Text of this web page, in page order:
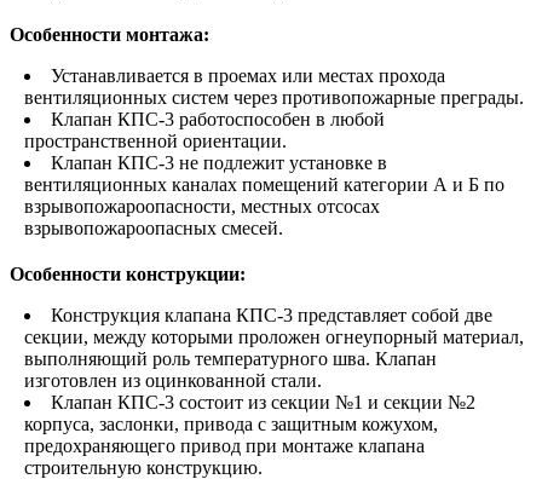
Особенности монтажа:
Устанавливается в проемах или местах прохода
вентиляционных систем через противопожарные преграды.
Клапан КПС-3 работоспособен в любой
пространственной ориентации.
Клапан КПС-3 не подлежит установке в
вентиляционных каналах помещений категории А и Б по
взрывопожароопасности, местных отсосах
взрывопожароопасных смесей.
Особенности конструкции:
Конструкция клапана КПС-3 представляет собой две
секции, между которыми проложен огнеупорный материал,
выполняющий роль температурного шва. Клапан
изготовлен из оцинкованной стали.
Клапан КПС-3 состоит из секции №1 и секции №2
корпуса, заслонки, привода с защитным кожухом,
предохраняющего привод при монтаже клапана
строительную конструкцию.